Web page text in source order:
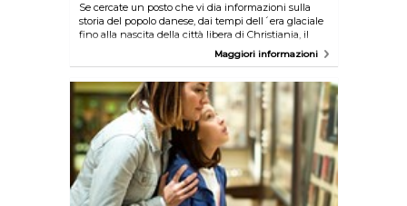
Se cercate un posto che vi dia informazioni sulla
storia del popolo danese, dai tempi dell´era glaciale
fino alla nascita della città libera di Christiania, il
Museo Nazionale della Danimarca è una tappa
obbligatoria. Qui troverete una delle più grandi
smisurata di mostre dedicate alle culture di tutto il
pianeta.
Maggiori informazioni